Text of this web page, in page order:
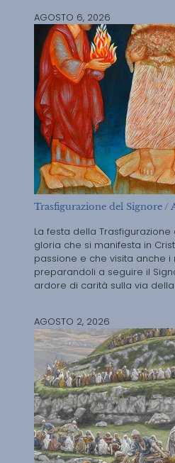
AGOSTO 6, 2026
Trasfigurazione del Signore /
La festa della
gloria che si manifesta in
passione e che visita anche i
preparandoli a seguire il
ardore di carità sulla via
AGOSTO 2, 2026